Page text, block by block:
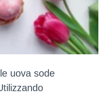
uova sode